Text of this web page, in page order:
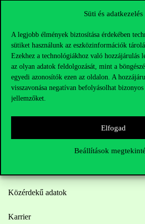
Süti és adatkezelés
A legjobb élmények biztosítása érdekében
sütiket használunk az eszközinformációk
Ezekhez a technológiákhoz való hozzájárulás
az olyan adatok feldolgozását, mint a
egyedi azonosítók ezen az oldalon. A
visszavonása negatívan befolyásolhat
jellemzőket.
Elfogad
Beállítások
press@uni-corvinus.hu
Hasznos linkek
Közérdekű adatok
Karrier